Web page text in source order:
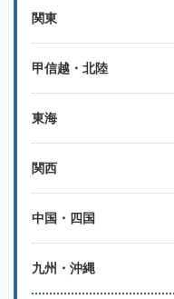
関東
甲信越・北陸
東海
関西
中国・四国
九州・沖縄